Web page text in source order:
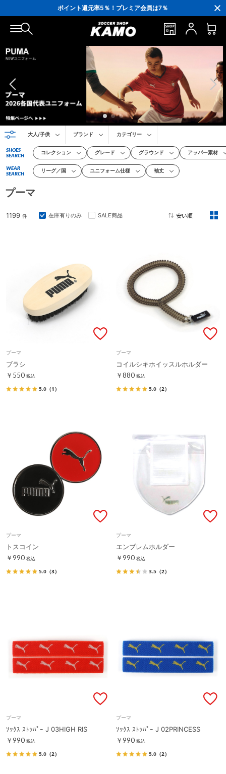
会員の方にはお誕生月に「10％OFFクーポン」プレゼント！
16,000円(税込)以上でシューズケースプレゼント！
3,300円(税込)以上で送料無料！
大人/子供 ブランド カテゴリー
SHOES
SEARCH
コレクション グレード グラウンド アッパー素材
WEAR
SEARCH
リーグ／国 ユニフォーム仕様 袖丈
プーマ
1199 件 在庫有りのみ SALE商品
プーマ
ブラシ
￥550 税込
5.0 （1）
プーマ
コイルシキホイッスルホルダー
￥880 税込
5.0 （2）
プーマ
トスコイン
￥990 税込
5.0 （3）
プーマ
エンブレムホルダー
￥990 税込
3.5 （2）
プーマ
ｿｯｸｽ ｽﾄｯﾊﾟｰ J 03HIGH RIS
￥990 税込
5.0 （2）
プーマ
ｿｯｸｽ ｽﾄｯﾊﾟｰ J 02PRINCESS
￥990 税込
5.0 （2）